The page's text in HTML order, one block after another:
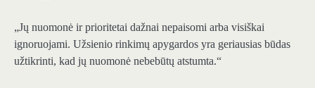
„Jų nuomonė ir prioritetai dažnai nepaisomi arba visiškai
ignoruojami. Užsienio rinkimų apygardos yra geriausias būdas
užtikrinti, kad jų nuomonė nebebūtų atstumta.“